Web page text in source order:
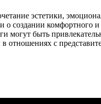
эстетики,
о создании комфортного и
могут быть
отношениях с